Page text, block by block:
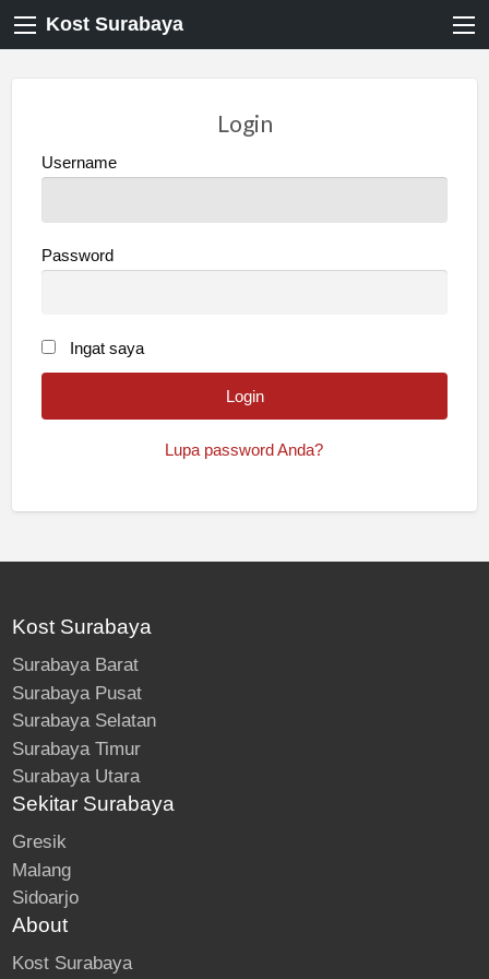
Kost Surabaya
Login
Username
Password
Ingat saya
Lupa password Anda?
Kost Surabaya
Surabaya Barat
Surabaya Pusat
Surabaya Selatan
Surabaya Timur
Surabaya Utara
Sekitar Surabaya
Gresik
Malang
Sidoarjo
About
Kost Surabaya